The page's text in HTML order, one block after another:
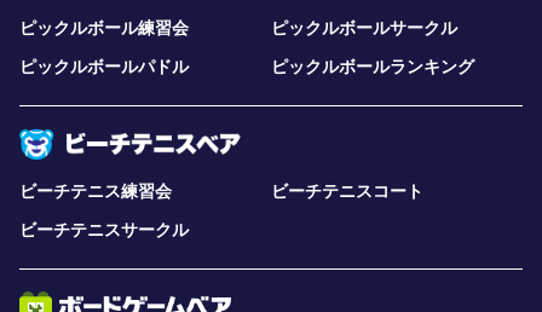
ピックルボール練習会
ピックルボールサークル
ピックルボールパドル
ピックルボールランキング
ビーチテニス練習会
ビーチテニスコート
ビーチテニスサークル